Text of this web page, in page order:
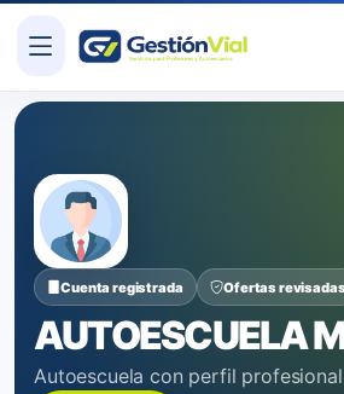
Cuenta registrada Ofertas
AUTOESCUELA
Autoescuela con perfil